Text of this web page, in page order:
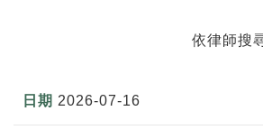
依律師搜
2026-07-16